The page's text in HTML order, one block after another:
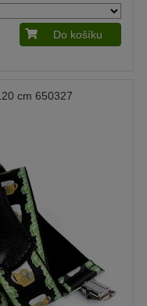
Do košíku
cm 650327